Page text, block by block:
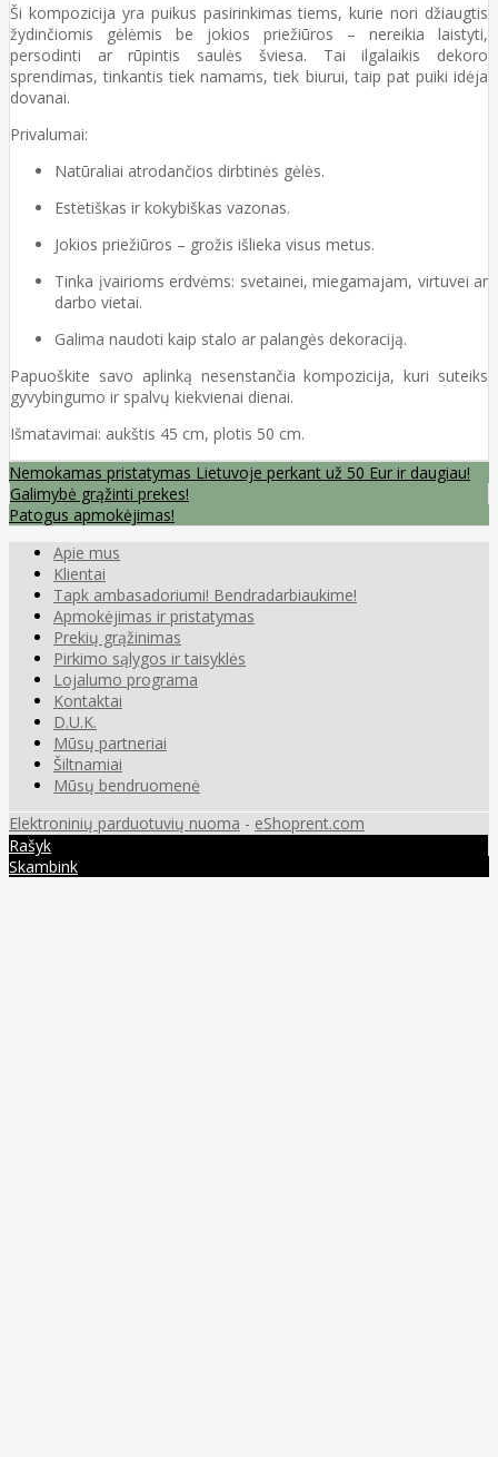
Ši kompozicija yra puikus pasirinkimas tiems, kurie nori džiaugtis
žydinčiomis gėlėmis be jokios priežiūros – nereikia laistyti,
persodinti ar rūpintis saulės šviesa. Tai ilgalaikis dekoro
sprendimas, tinkantis tiek namams, tiek biurui, taip pat puiki idėja
dovanai.
Privalumai:
Natūraliai atrodančios dirbtinės gėlės.
Estetiškas ir kokybiškas vazonas.
Jokios priežiūros – grožis išlieka visus metus.
Tinka įvairioms erdvėms: svetainei, miegamajam, virtuvei ar
darbo vietai.
Galima naudoti kaip stalo ar palangės dekoraciją.
Papuoškite savo aplinką nesenstančia kompozicija, kuri suteiks
gyvybingumo ir spalvų kiekvienai dienai.
Išmatavimai: aukštis 45 cm, plotis 50 cm.
Nemokamas pristatymas Lietuvoje perkant už 50 Eur ir daugiau!
Galimybė grąžinti prekes!
Patogus apmokėjimas!
Apie mus
Klientai
Tapk ambasadoriumi! Bendradarbiaukime!
Apmokėjimas ir pristatymas
Prekių grąžinimas
Pirkimo sąlygos ir taisyklės
Lojalumo programa
Kontaktai
D.U.K.
Mūsų partneriai
Šiltnamiai
Mūsų bendruomenė
Elektroninių parduotuvių nuoma - eShoprent.com
Rašyk
Skambink